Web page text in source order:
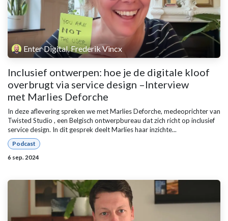
Enter Digital, Frederik Vincx
Inclusief ontwerpen: hoe je de digitale kloof
overbrugt via service design –Interview
met Marlies Deforche
In deze aflevering spreken we met Marlies Deforche, medeoprichter van
Twisted Studio , een Belgisch ontwerpbureau dat zich richt op inclusief
service design. In dit gesprek deelt Marlies haar inzichte...
Podcast
6 sep. 2024